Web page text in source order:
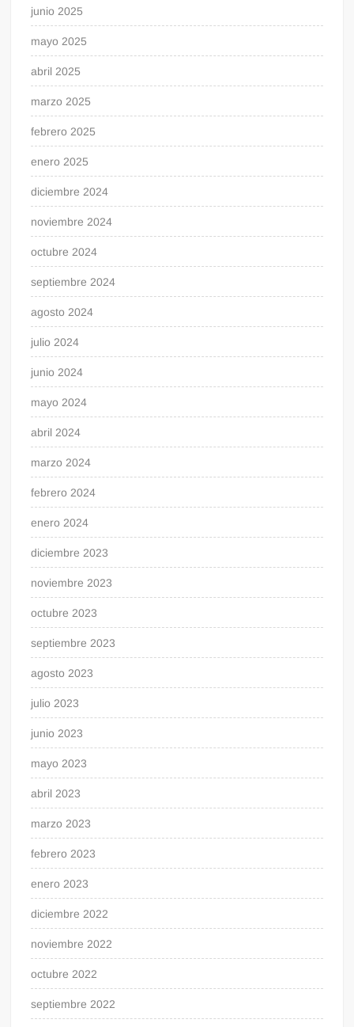
junio 2025
mayo 2025
abril 2025
marzo 2025
febrero 2025
enero 2025
diciembre 2024
noviembre 2024
octubre 2024
septiembre 2024
agosto 2024
julio 2024
junio 2024
mayo 2024
abril 2024
marzo 2024
febrero 2024
enero 2024
diciembre 2023
noviembre 2023
octubre 2023
septiembre 2023
agosto 2023
julio 2023
junio 2023
mayo 2023
abril 2023
marzo 2023
febrero 2023
enero 2023
diciembre 2022
noviembre 2022
octubre 2022
septiembre 2022